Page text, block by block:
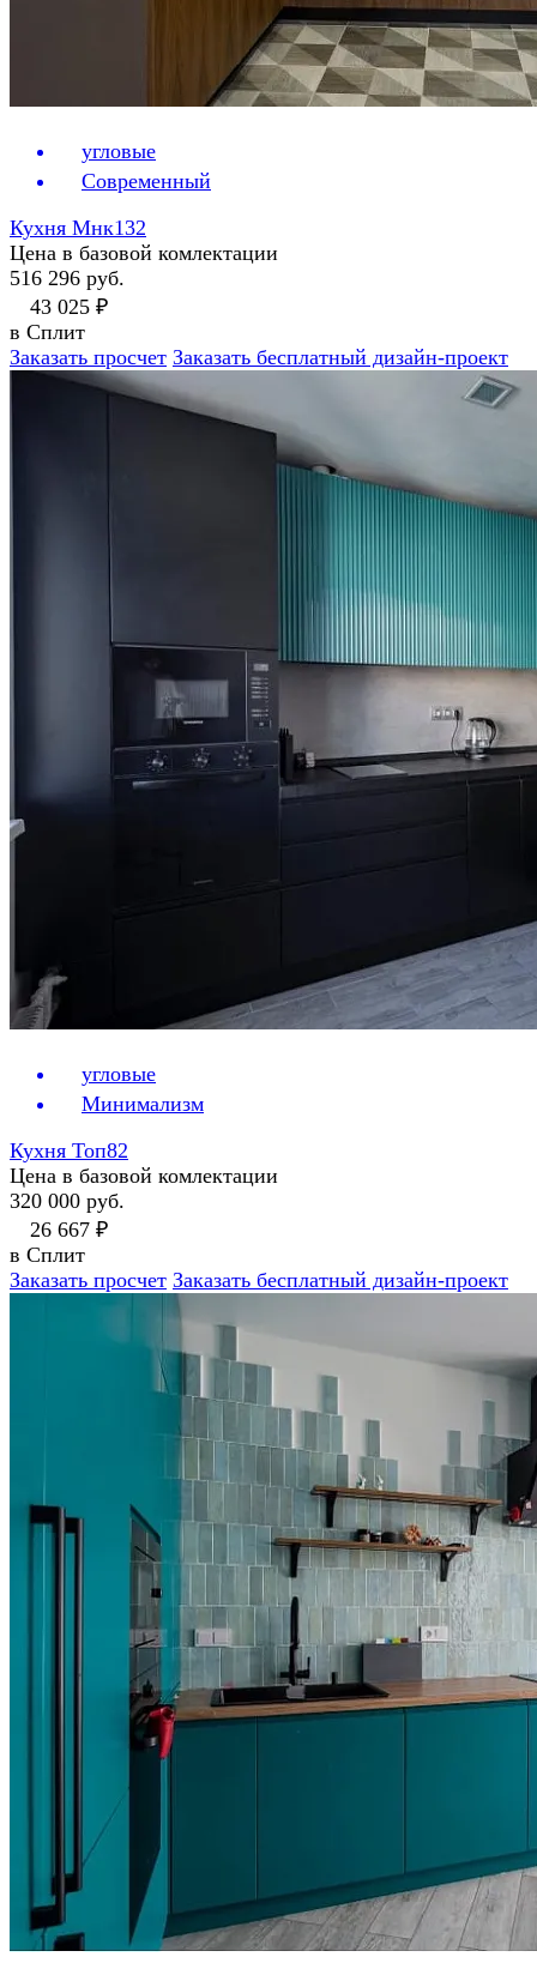
угловые
Современный
Кухня Мнк132
Цена в базовой комлектации
516 296 руб.
43 025 ₽
в Сплит
Заказать просчет Заказать бесплатный дизайн-проект
угловые
Минимализм
Кухня Топ82
Цена в базовой комлектации
320 000 руб.
26 667 ₽
в Сплит
Заказать просчет Заказать бесплатный дизайн-проект